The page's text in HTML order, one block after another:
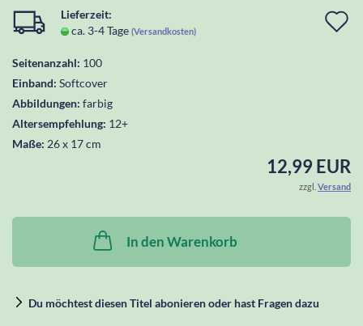
Lieferzeit:
ca. 3-4 Tage (Versandkosten)
Seitenanzahl: 100
Einband: Softcover
Abbildungen: farbig
Altersempfehlung: 12+
Maße: 26 x 17 cm
12,99 EUR
zzgl. Versand
In den Warenkorb
Du möchtest diesen Titel abonieren oder hast Fragen dazu